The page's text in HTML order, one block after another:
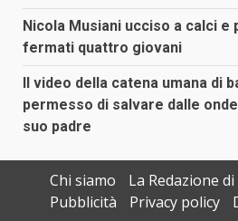
Nicola Musiani ucciso a calci e
fermati quattro giovani
Il video della catena umana di
permesso di salvare dalle
suo padre
Chi siamo
La Redazione
Pubblicità
Privacy policy